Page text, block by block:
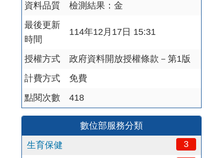
數位部服務分類
生育保健
3
資料品質
檢測結果：金
最後更新
時間
114年12月17日 15:31
授權方式
政府資料開放授權條款－第1版
計費方式
免費
點閱次數
418